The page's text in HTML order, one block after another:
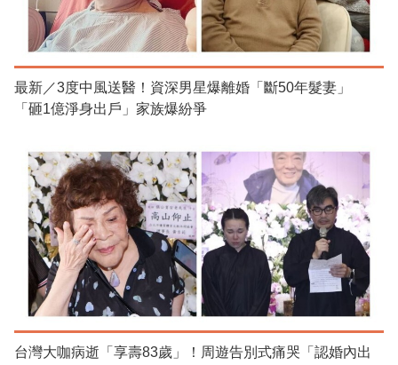
最新／3度中風送醫！資深男星爆離婚「斷50年髮妻」
「砸1億淨身出戶」家族爆紛爭
台灣大咖病逝「享壽83歲」！周遊告別式痛哭「認婚內出